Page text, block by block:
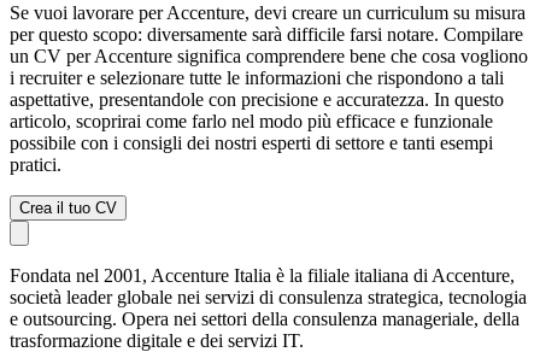
Se vuoi lavorare per Accenture, devi creare un curriculum su misura
per questo scopo: diversamente sarà difficile farsi notare. Compilare
un CV per Accenture significa comprendere bene che cosa vogliono
i recruiter e selezionare tutte le informazioni che rispondono a tali
aspettative, presentandole con precisione e accuratezza. In questo
articolo, scoprirai come farlo nel modo più efficace e funzionale
possibile con i consigli dei nostri esperti di settore e tanti esempi
pratici.
Crea il tuo CV
Fondata nel 2001, Accenture Italia è la filiale italiana di Accenture,
società leader globale nei servizi di consulenza strategica, tecnologia
e outsourcing. Opera nei settori della consulenza manageriale, della
trasformazione digitale e dei servizi IT.